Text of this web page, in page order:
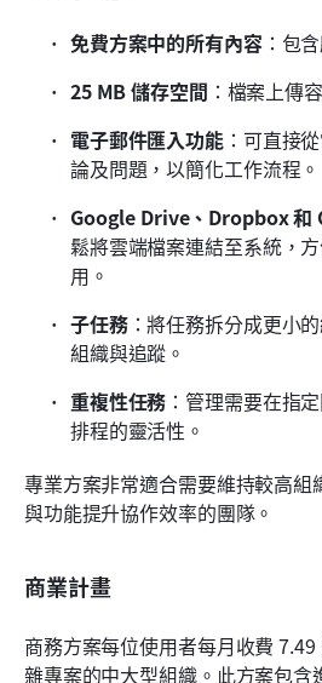
免費方案中的所有內容：包
25 MB 儲存空間 ：檔案上傳
電子郵件匯入功能：可直接
論及問題，以簡化工作流程。
Google Drive、Dropbox 和
鬆將雲端檔案連結至系統，
用。
子任務：將任務拆分成更小
組織與追蹤。
重複性任務 ：管理需要在指
排程的靈活性。
專業方案非常適合需要維持較高組
與功能提升協作效率的團隊。
商業計畫
商務方案每位使用者每月收費
雜專案的中大型組織。此方案包含